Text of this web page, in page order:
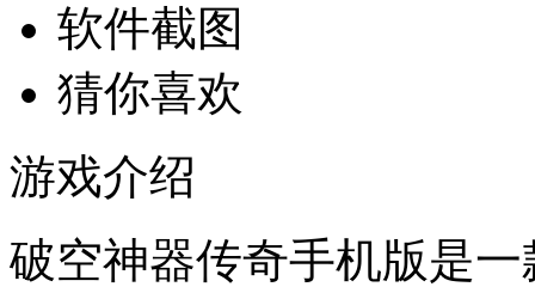
软件截图
猜你喜欢
游戏介绍
破空神器传奇手机版是